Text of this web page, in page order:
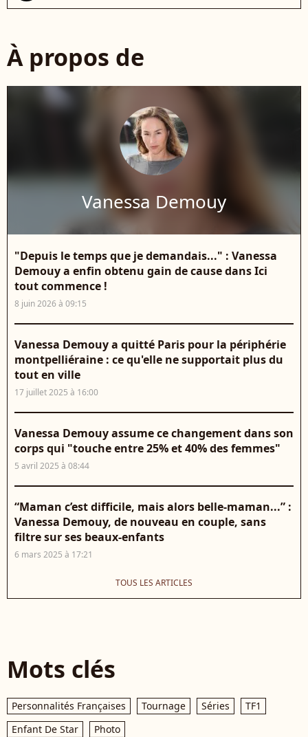
À propos de
Vanessa Demouy
"Depuis le temps que je demandais..." : Vanessa
Demouy a enfin obtenu gain de cause dans Ici
tout commence !
8 juin 2026 à 09:15
Vanessa Demouy a quitté Paris pour la périphérie
montpelliéraine : ce qu'elle ne supportait plus du
tout en ville
17 juillet 2025 à 16:00
Vanessa Demouy assume ce changement dans son
corps qui "touche entre 25% et 40% des femmes"
5 avril 2025 à 08:44
“Maman c’est difficile, mais alors belle-maman...” :
Vanessa Demouy, de nouveau en couple, sans
filtre sur ses beaux-enfants
6 mars 2025 à 17:21
TOUS LES ARTICLES
Mots clés
Personnalités Françaises Tournage Séries
TF1
Enfant De Star
Photo